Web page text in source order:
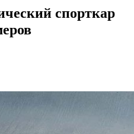
спорткар